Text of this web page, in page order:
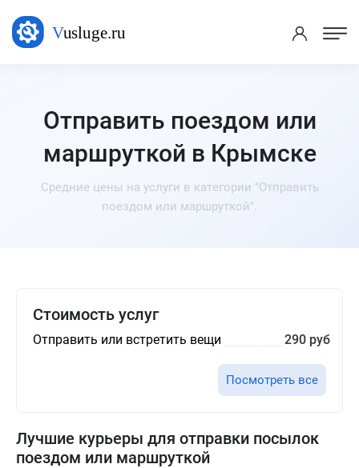
Отправить поездом или
маршруткой в Крымске
Средние цены на услуги в категории "Отправить
поездом или маршруткой".
Стоимость услуг
Отправить или встретить вещи 290 руб
Посмотреть все
Лучшие курьеры для отправки посылок
поездом или маршруткой